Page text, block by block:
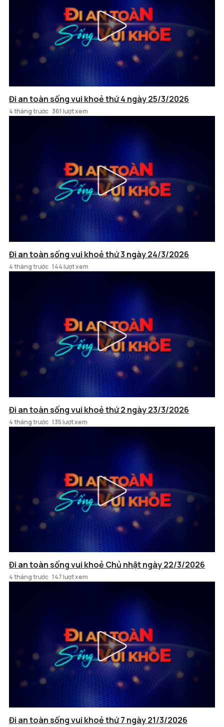
Đi an toàn sống vui khoẻ thứ 4 ngày 25/3/2026
4 tháng trước 361 lượt xem
Đi an toàn sống vui khoẻ thứ 3 ngày 24/3/2026
4 tháng trước 144 lượt xem
Đi an toàn sống vui khoẻ thứ 2 ngày 23/3/2026
4 tháng trước 135 lượt xem
Đi an toàn sống vui khoẻ Chủ nhật ngày 22/3/2026
4 tháng trước 147 lượt xem
Đi an toàn sống vui khoẻ thứ 7 ngày 21/3/2026